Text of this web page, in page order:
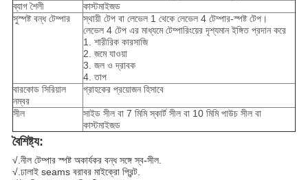
ব্যাগ শৈলী
কাস্টমাইজড
সুস্পষ্ট বন্ধ টেম্পার
স্থায়ী টেপ বা লেভেল 1 থেকে লেভেল 4 টেম্পার-স্পষ্ট টেপ।
লেভেল 4 টেপ এর মাধ্যমে টেম্পারিংয়ের দৃশ্যমান ইঙ্গিত প্রদান করে
1. শারীরিক কারসাজি
2. জমে যাওয়া
3. জল ও দ্রাবক
4. তাপ
বারকোড সিরিয়াল
নম্বর
গ্রাহকের প্রয়োজন হিসাবে
সীল
সাইড সীল বা 7 মিমি স্কার্ট সীল বা 10 মিমি পাউচ সীল বা
কাস্টমাইজড
বৈশিষ্ট্য:
√.নীল টেম্পার স্পষ্ট অকার্যকর বন্ধ সঙ্গে স্ব-সীল.
√.ঢালাই seams বরাবর মাইক্রো প্রিন্ট.